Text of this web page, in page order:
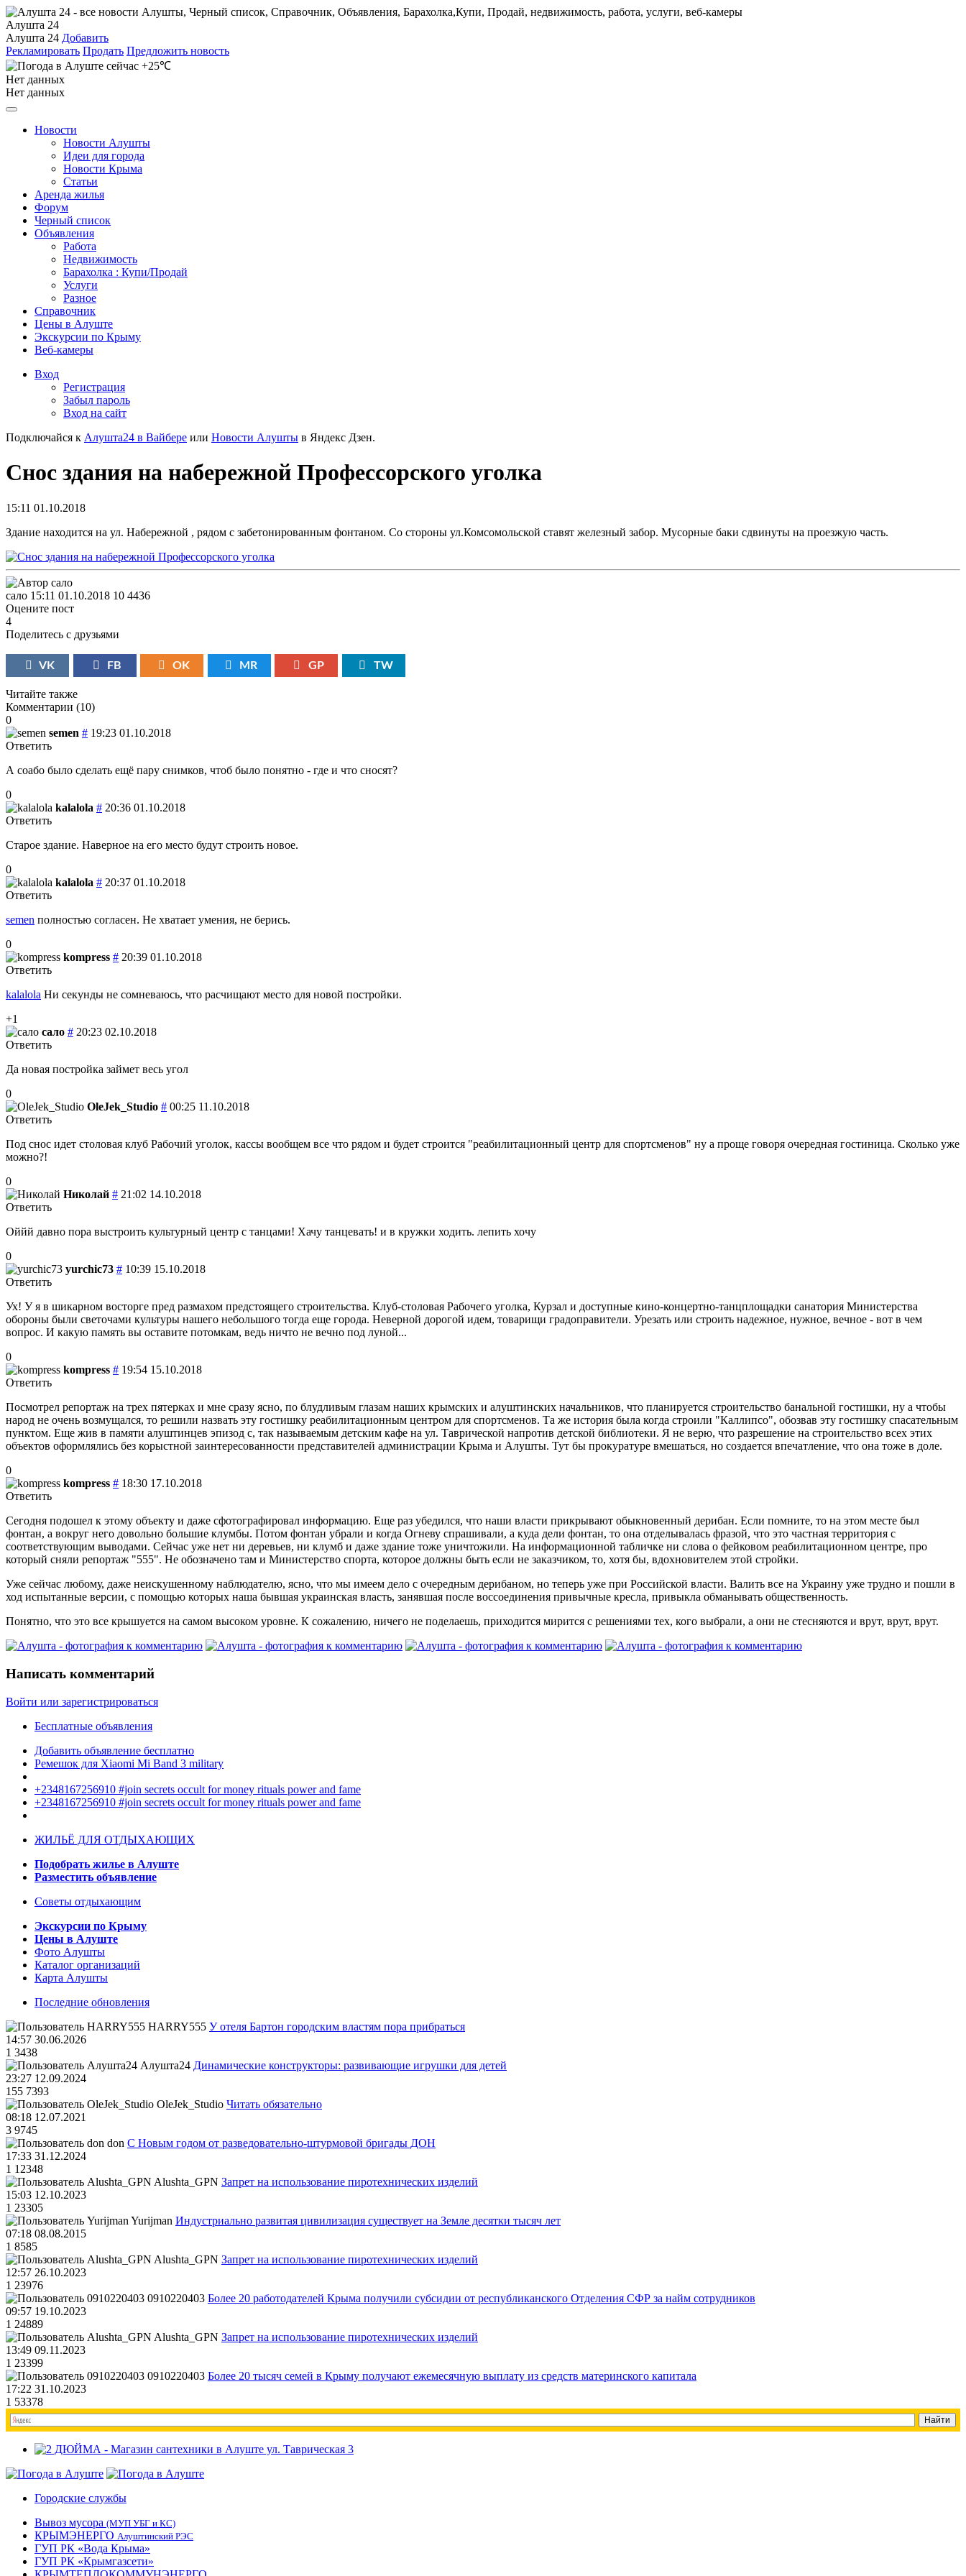
Алушта 24
Алушта 24 Добавить
Рекламировать Продать Предложить новость
+25℃
Нет данных
Нет данных
Новости
Новости Алушты
Идеи для города
Новости Крыма
Статьи
Аренда жилья
Форум
Черный список
Объявления
Работа
Недвижимость
Барахолка : Купи/Продай
Услуги
Разное
Справочник
Цены в Алуште
Экскурсии по Крыму
Веб-камеры
Вход
Регистрация
Забыл пароль
Вход на сайт
Подключайся к Алушта24 в Вайбере или Новости Алушты в Яндекс Дзен.
Снос здания на набережной Профессорского уголка
15:11 01.10.2018
Здание находится на ул. Набережной , рядом с забетонированным фонтаном. Со стороны ул.Комсомольской ставят железный забор. Мусорные баки сдвинуты на проезжую часть.
сало 15:11 01.10.2018 10 4436
Оцените пост
4
Поделитесь с друзьями
VK FB OK MR GP TW
Читайте также
Комментарии (10)
0
semen # 19:23 01.10.2018
Ответить
А соабо было сделать ещё пару снимков, чтоб было понятно - где и что сносят?
0
kalalola # 20:36 01.10.2018
Ответить
Старое здание. Наверное на его место будут строить новое.
0
kalalola # 20:37 01.10.2018
Ответить
semen полностью согласен. Не хватает умения, не берись.
0
kompress # 20:39 01.10.2018
Ответить
kalalola Ни секунды не сомневаюсь, что расчищают место для новой постройки.
+1
сало # 20:23 02.10.2018
Ответить
Да новая постройка займет весь угол
0
OleJek_Studio # 00:25 11.10.2018
Ответить
Под снос идет столовая клуб Рабочий уголок, кассы вообщем все что рядом и будет строится "реабилитационный центр для спортсменов" ну а проще говоря очередная гостиница. Сколько уже
можно?!
0
Николай # 21:02 14.10.2018
Ответить
Оййй давно пора выстроить культурный центр с танцами! Хачу танцевать! и в кружки ходить. лепить хочу
0
yurchic73 # 10:39 15.10.2018
Ответить
Ух! У я в шикарном восторге пред размахом предстоящего строительства. Клуб-столовая Рабочего уголка, Курзал и доступные кино-концертно-танцплощадки санатория Министерства
обороны были светочами культуры нашего небольшого тогда еще города. Неверной дорогой идем, товарищи градоправители. Урезать или строить надежное, нужное, вечное - вот в чем
вопрос. И какую память вы оставите потомкам, ведь ничто не вечно под луной...
0
kompress # 19:54 15.10.2018
Ответить
Посмотрел репортаж на трех пятерках и мне сразу ясно, по блудливым глазам наших крымских и алуштинских начальников, что планируется строительство банальной гостишки, ну а чтобы
народ не очень возмущался, то решили назвать эту гостишку реабилитационным центром для спортсменов. Та же история была когда строили "Каллипсо", обозвав эту гостишку спасательным
пунктом. Еще жив в памяти алуштинцев эпизод с, так называемым детским кафе на ул. Таврической напротив детской библиотеки. Я не верю, что разрешение на строительство всех этих
объектов оформлялись без корыстной заинтересованности представителей администрации Крыма и Алушты. Тут бы прокуратуре вмешаться, но создается впечатление, что она тоже в доле.
0
kompress # 18:30 17.10.2018
Ответить
Сегодня подошел к этому объекту и даже сфотографировал информацию. Еще раз убедился, что наши власти прикрывают обыкновенный дерибан. Если помните, то на этом месте был
фонтан, а вокруг него довольно большие клумбы. Потом фонтан убрали и когда Огневу спрашивали, а куда дели фонтан, то она отделывалась фразой, что это частная территория с
соответствующим выводами. Сейчас уже нет ни деревьев, ни клумб и даже здание тоже уничтожили. На информационной табличке ни слова о фейковом реабилитационном центре, про
который сняли репортаж "555". Не обозначено там и Министерство спорта, которое должны быть если не заказчиком, то, хотя бы, вдохновителем этой стройки.
Уже сейчас любому, даже неискушенному наблюдателю, ясно, что мы имеем дело с очередным дерибаном, но теперь уже при Российской власти. Валить все на Украину уже трудно и пошли в
ход испытанные версии, с помощью которых наша бывшая украинская власть, занявшая после воссоединения привычные кресла, привыкла обманывать общественность.
Понятно, что это все крышуется на самом высоком уровне. К сожалению, ничего не поделаешь, приходится мирится с решениями тех, кого выбрали, а они не стесняются и врут, врут, врут.
Написать комментарий
Войти или зарегистрироваться
Бесплатные объявления
Добавить объявление бесплатно
Ремешок для Xiaomi Mi Band 3 military
+2348167256910 #join secrets occult for money rituals power and fame
+2348167256910 #join secrets occult for money rituals power and fame
ЖИЛЬЁ ДЛЯ ОТДЫХАЮЩИХ
Подобрать жилье в Алуште
Разместить объявление
Советы отдыхающим
Экскурсии по Крыму
Цены в Алуште
Фото Алушты
Каталог организаций
Карта Алушты
Последние обновления
HARRY555 У отеля Бартон городским властям пора прибраться
14:57 30.06.2026
1 3438
Алушта24 Динамические конструкторы: развивающие игрушки для детей
23:27 12.09.2024
155 7393
OleJek_Studio Читать обязательно
08:18 12.07.2021
3 9745
don С Новым годом от разведовательно-штурмовой бригады ДОН
17:33 31.12.2024
1 12348
Alushta_GPN Запрет на использование пиротехнических изделий
15:03 12.10.2023
1 23305
Yurijman Индустриально развитая цивилизация существует на Земле десятки тысяч лет
07:18 08.08.2015
1 8585
Alushta_GPN Запрет на использование пиротехнических изделий
12:57 26.10.2023
1 23976
0910220403 Более 20 работодателей Крыма получили субсидии от республиканского Отделения СФР за найм сотрудников
09:57 19.10.2023
1 24889
Alushta_GPN Запрет на использование пиротехнических изделий
13:49 09.11.2023
1 23399
0910220403 Более 20 тысяч семей в Крыму получают ежемесячную выплату из средств материнского капитала
17:22 31.10.2023
1 53378
Городские службы
Вывоз мусора (МУП УБГ и КС)
КРЫМЭНЕРГО Алуштинский РЭС
ГУП РК «Вода Крыма»
ГУП РК «Крымгазсети»